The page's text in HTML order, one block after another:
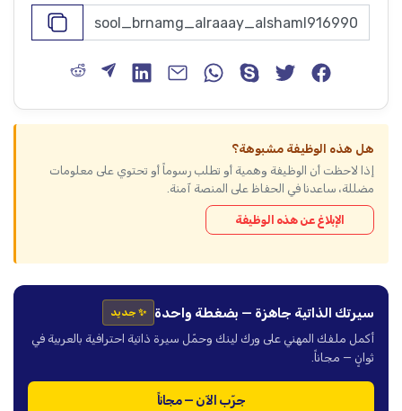
هل هذه الوظيفة مشبوهة؟
إذا لاحظت أن الوظيفة وهمية أو تطلب رسوماً أو تحتوي على معلومات
مضللة، ساعدنا في الحفاظ على المنصة آمنة.
الإبلاغ عن هذه الوظيفة
سيرتك الذاتية جاهزة — بضغطة واحدة ✨ جديد
أكمل ملفك المهني على ورك لينك وحمّل سيرة ذاتية احترافية بالعربية في
ثوانٍ — مجاناً.
جرّب الآن — مجاناً